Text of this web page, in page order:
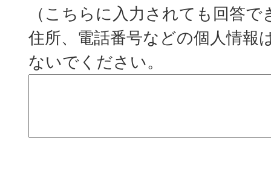
（こちらに入力されても回答
住所、電話番号などの個人情報
ないでください。